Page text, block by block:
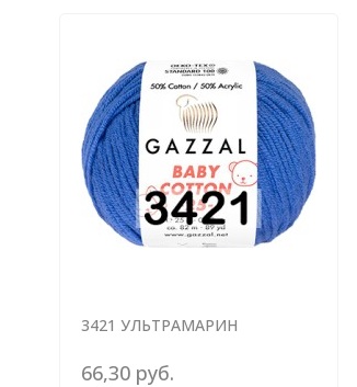
3421 УЛЬТРАМАРИН
66,30 руб.